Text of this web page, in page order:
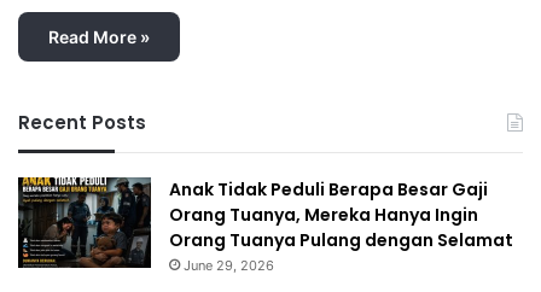
Read More »
Recent Posts
Anak Tidak Peduli Berapa Besar Gaji
Orang Tuanya, Mereka Hanya Ingin
Orang Tuanya Pulang dengan Selamat
June 29, 2026